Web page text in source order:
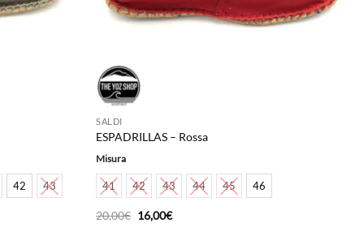
42 43
SALDI
ESPADRILLAS – Rossa
Misura
41 42 43 44 45 46
20,00€ Il
prezzo
16,00€Il